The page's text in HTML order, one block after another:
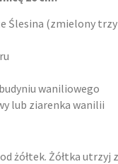
Ślesina (zmielony
waniliowego
lub ziarenka wanilii
żółtek. Żółtka utrzyj